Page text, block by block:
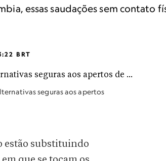
essas saudações sem contato
BRT
seguras aos apertos
estão substituindo